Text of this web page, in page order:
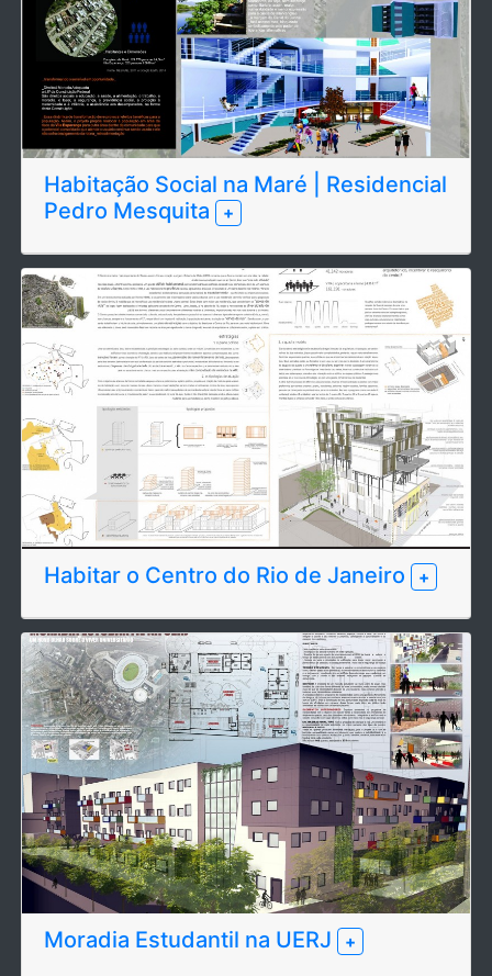
Habitação Social na Maré | Residencial
Pedro Mesquita
+
Habitar o Centro do Rio de Janeiro +
Moradia Estudantil na UERJ +